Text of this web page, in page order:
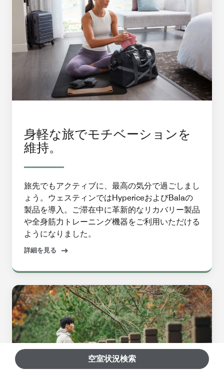
空室状況検索
身軽な旅でモチベーションを
維持。
旅先でもアクティブに、最高の気分で過ごしまし
ょう。ウェスティンではHypericeおよびBalaの
製品を導入。ご滞在中に革新的なリカバリー製品
や全身筋力トレーニング機器をご利用いただける
ようになりました。
詳細を見る